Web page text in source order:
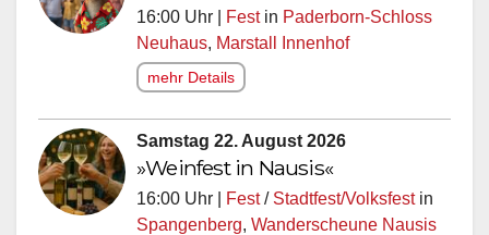
16:00 Uhr | Festin Paderborn-Schloss
Neuhaus, Marstall Innenhof
mehr Details
Samstag 22. August 2026
»Weinfest in Nausis«
16:00 Uhr | Fest/ Stadtfest/Volksfestin
Spangenberg, Wanderscheune Nausis